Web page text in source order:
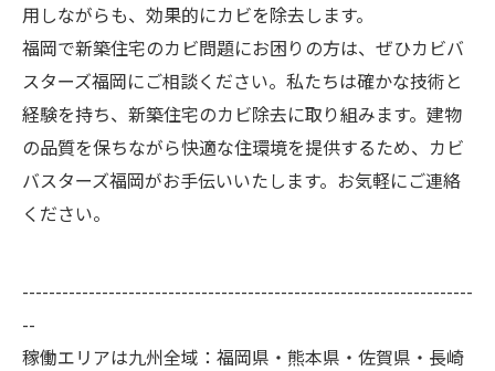
用しながらも、効果的にカビを除去します。
福岡で新築住宅のカビ問題にお困りの方は、ぜひカビバ
スターズ福岡にご相談ください。私たちは確かな技術と
経験を持ち、新築住宅のカビ除去に取り組みます。建物
の品質を保ちながら快適な住環境を提供するため、カビ
バスターズ福岡がお手伝いいたします。お気軽にご連絡
ください。
--------------------------------------------------------------------
--
稼働エリアは九州全域：福岡県・熊本県・佐賀県・長崎